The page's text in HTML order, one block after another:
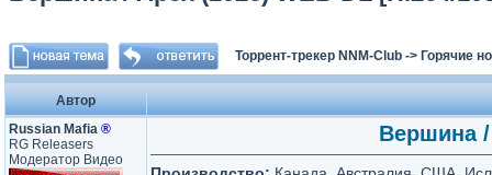
Торрент-трекер NNM-Club -> Горячие
Автор
Russian Mafia ®
RG Releasers
Модератор Видео
Вершина /